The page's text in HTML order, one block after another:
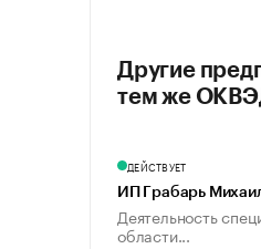
Другие
тем же
ДЕЙСТВУЕТ
ИП Грабарь
Деятельность
области...